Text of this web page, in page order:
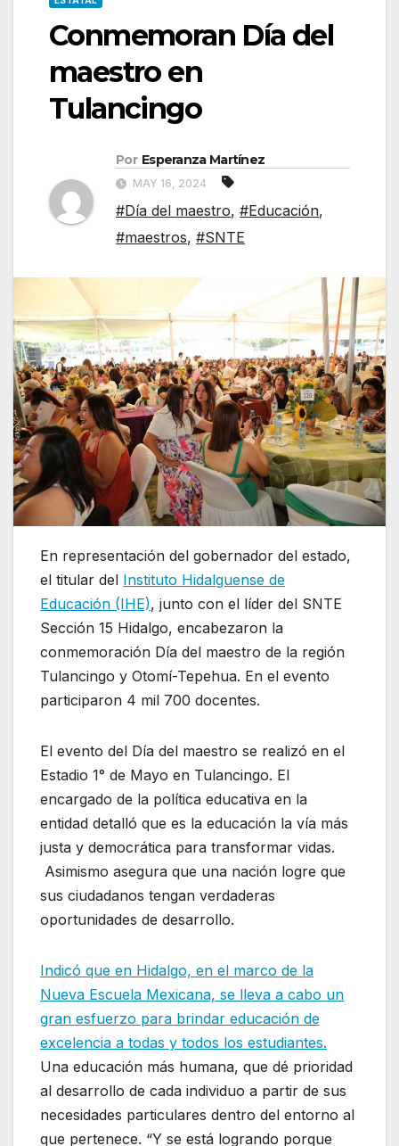
Conmemoran Día del
maestro en
Tulancingo
Por Esperanza Martínez
MAY 16, 2024
#Día del maestro, #Educación,
#maestros, #SNTE
En representación del gobernador del estado,
el titular del Instituto Hidalguense de
Educación (IHE), junto con el líder del SNTE
Sección 15 Hidalgo, encabezaron la
conmemoración Día del maestro de la región
Tulancingo y Otomí-Tepehua. En el evento
participaron 4 mil 700 docentes.
El evento del Día del maestro se realizó en el
Estadio 1° de Mayo en Tulancingo. El
encargado de la política educativa en la
entidad detalló que es la educación la vía más
justa y democrática para transformar vidas.
Asimismo asegura que una nación logre que
sus ciudadanos tengan verdaderas
oportunidades de desarrollo.
Indicó que en Hidalgo, en el marco de la
Nueva Escuela Mexicana, se lleva a cabo un
gran esfuerzo para brindar educación de
excelencia a todas y todos los estudiantes.
Una educación más humana, que dé prioridad
al desarrollo de cada individuo a partir de sus
necesidades particulares dentro del entorno al
que pertenece. “Y se está logrando porque